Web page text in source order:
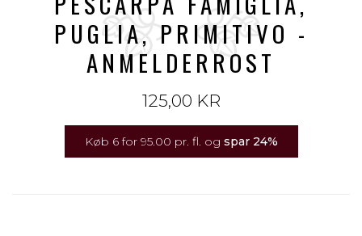
PUGLIA, PRIMITIVO -
ANMELDERROST
125,00 KR
Køb 6 for 95.00 pr. fl. og spar 24%